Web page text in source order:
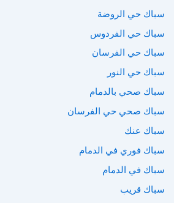
سباك حي الروضة
سباك حي الفردوس
سباك حي الفرسان
سباك حي النور
سباك صحي بالدمام
سباك صحي حي الفرسان
سباك عنك
سباك فوري في الدمام
سباك في الدمام
سباك قريب